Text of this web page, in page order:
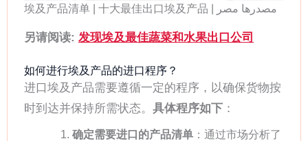
埃及产品清单 | 十大最佳出口埃及产品 | مصدرها مصر
另请阅读: 发现埃及最佳蔬菜和水果出口公司
如何进行埃及产品的进口程序？
进口埃及产品需要遵循一定的程序，以确保货物按
时到达并保持所需状态。 具体程序如下 ：
确定需要进口的产品清单：通过市场分析了